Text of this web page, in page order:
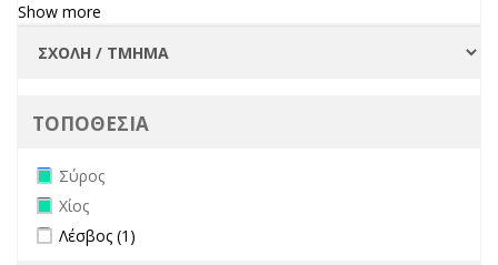
Show more
ΤΟΠΟΘΕΣΙΑ
Remove Σύρος filter
Σύρος
Remove Χίος filter
Χίος
Apply Λέσβος filter
Λέσβος (1)